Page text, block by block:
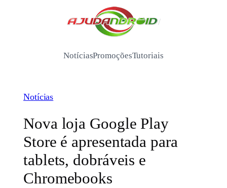
/
NotíciasPromoçõesTutoriais
Notícias
Nova loja Google Play
Store é apresentada para
tablets, dobráveis e
Chromebooks